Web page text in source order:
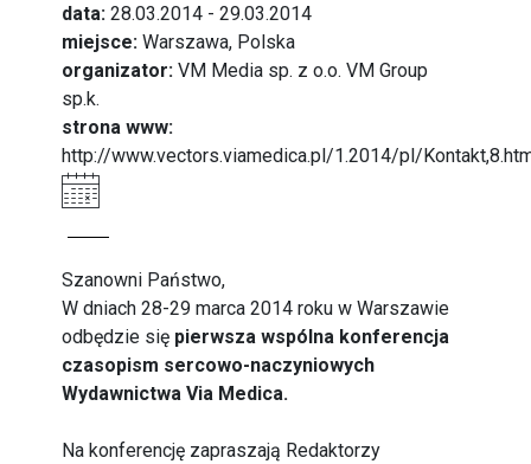
data: 28.03.2014 - 29.03.2014
miejsce: Warszawa, Polska
organizator: VM Media sp. z o.o. VM Group
sp.k.
strona www:
http://www.vectors.viamedica.pl/1.2014/pl/
Szanowni Państwo,
W dniach 28-29 marca 2014 roku w Warszawie
odbędzie się pierwsza wspólna konferencja
czasopism sercowo-naczyniowych
Wydawnictwa Via Medica.
Na konferencję zapraszają Redaktorzy